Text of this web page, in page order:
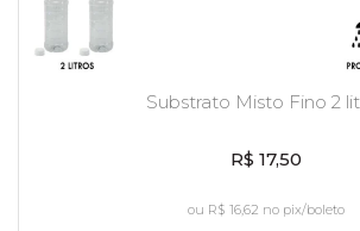
Substrato Misto Fino 2
R$ 17,50
ou R$ 16,62 no pix/boleto